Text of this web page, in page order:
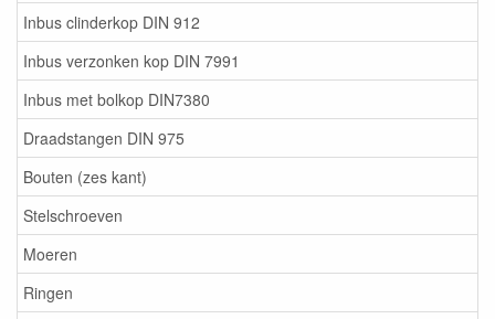
Inbus clinderkop DIN 912
Inbus verzonken kop DIN 7991
Inbus met bolkop DIN7380
Draadstangen DIN 975
Bouten (zes kant)
Stelschroeven
Moeren
Ringen